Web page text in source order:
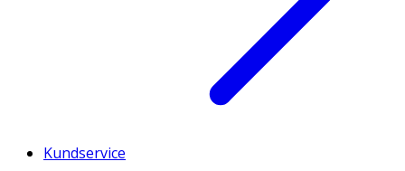
Kundservice